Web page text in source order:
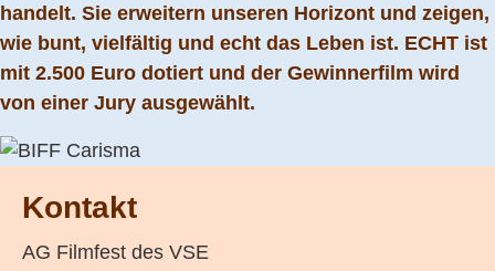
handelt. Sie erweitern unseren Horizont und zeigen,
wie bunt, vielfältig und echt das Leben ist. ECHT ist
mit 2.500 Euro dotiert und der Gewinnerfilm wird
von einer Jury ausgewählt.
Kontakt
AG Filmfest des VSE